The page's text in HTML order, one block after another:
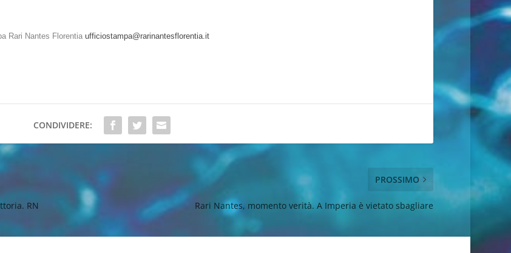
Rari Nantes Florentia ufficiostampa@rarinantesflorentia.it
CONDIVIDERE:
RN
PROSSIMO
Rari Nantes, momento verità. A Imperia è vietato sbagliare